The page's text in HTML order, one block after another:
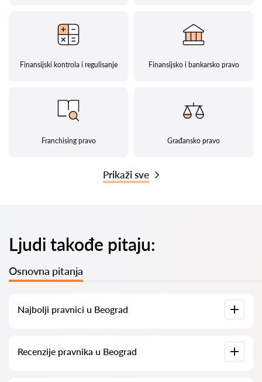
Finansijski kontrola i regulisanje Finansijsko i bankarsko pravo
Franchising pravo Građansko pravo
Prikaži sve
Ljudi takođe pitaju:
Osnovna pitanja
Najbolji pravnici u Beograd
svim relevantnim informacijama. Prikazane su cene usluga,
ocene i recenzije korisnika, kao i brojevi telefona i adrese za
Recenzije pravnika u Beograd